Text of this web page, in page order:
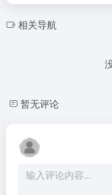
相关导航
暂无评论